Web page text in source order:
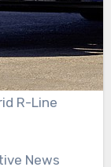
R-Line
News